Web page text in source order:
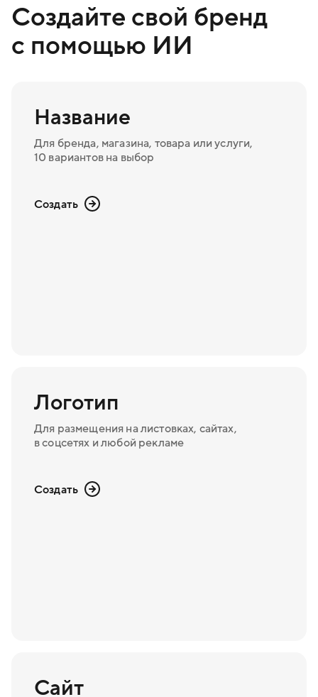
Создайте свой бренд
с помощью ИИ
Название
Для бренда, магазина, товара или услуги,
10 вариантов на выбор
Создать
Логотип
Для размещения на листовках, сайтах,
в соцсетях и любой рекламе
Создать
Сайт